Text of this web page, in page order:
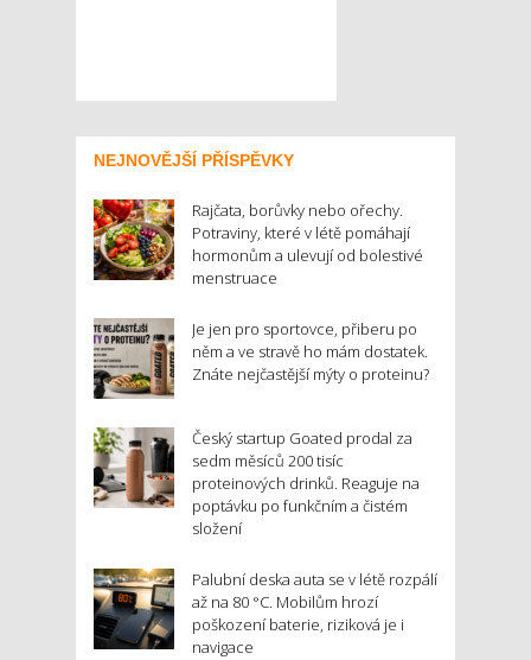
NEJNOVĚJŠÍ PŘÍSPĚVKY
Rajčata, borůvky nebo ořechy.
Potraviny, které v létě pomáhají
hormonům a ulevují od bolestivé
menstruace
Je jen pro sportovce, přiberu po
něm a ve stravě ho mám dostatek.
Znáte nejčastější mýty o proteinu?
Český startup Goated prodal za
sedm měsíců 200 tisíc
proteinových drinků. Reaguje na
poptávku po funkčním a čistém
složení
Palubní deska auta se v létě rozpálí
až na 80 °C. Mobilům hrozí
poškození baterie, riziková je i
navigace